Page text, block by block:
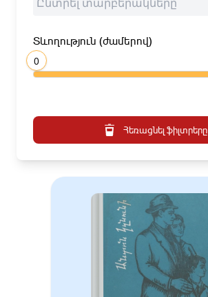
Տևողություն (ժամերով)
0
Հեռացնել ֆիլտրերը